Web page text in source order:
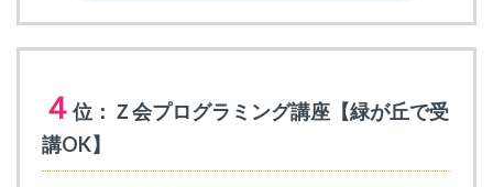
４ 位：Ｚ会プログラミング講座【緑が丘で受
講OK】